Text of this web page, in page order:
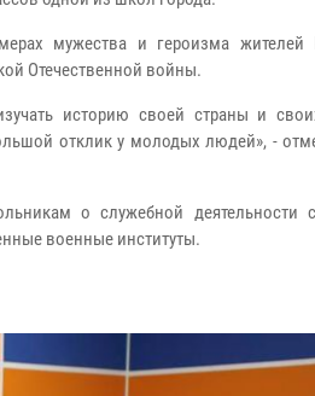
мужества и героизма жителей
Отечественной войны.
историю своей страны и
отклик у молодых людей», -
о служебной деятельности
военные институты.